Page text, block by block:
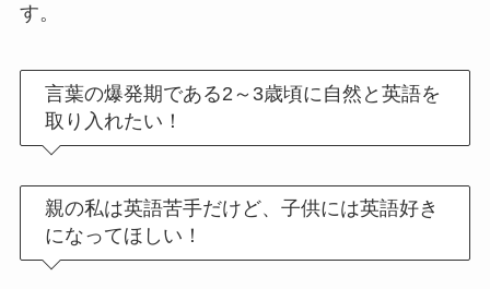
す。
言葉の爆発期である2～3歳頃に自然と英語を
取り入れたい！
親の私は英語苦手だけど、子供には英語好き
になってほしい！